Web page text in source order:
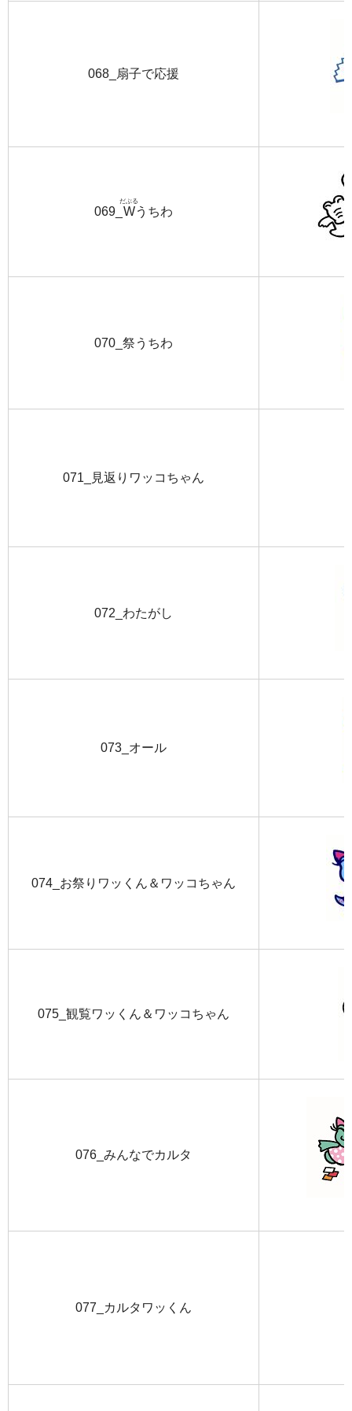
068_扇子で応援
069_ W
だぶる
うちわ
070_祭うちわ
071_見返りワッコちゃん
072_わたがし
073_オール
074_お祭りワッくん＆ワッコちゃん
075_観覧ワッくん＆ワッコちゃん
076_みんなでカルタ
077_カルタワッくん